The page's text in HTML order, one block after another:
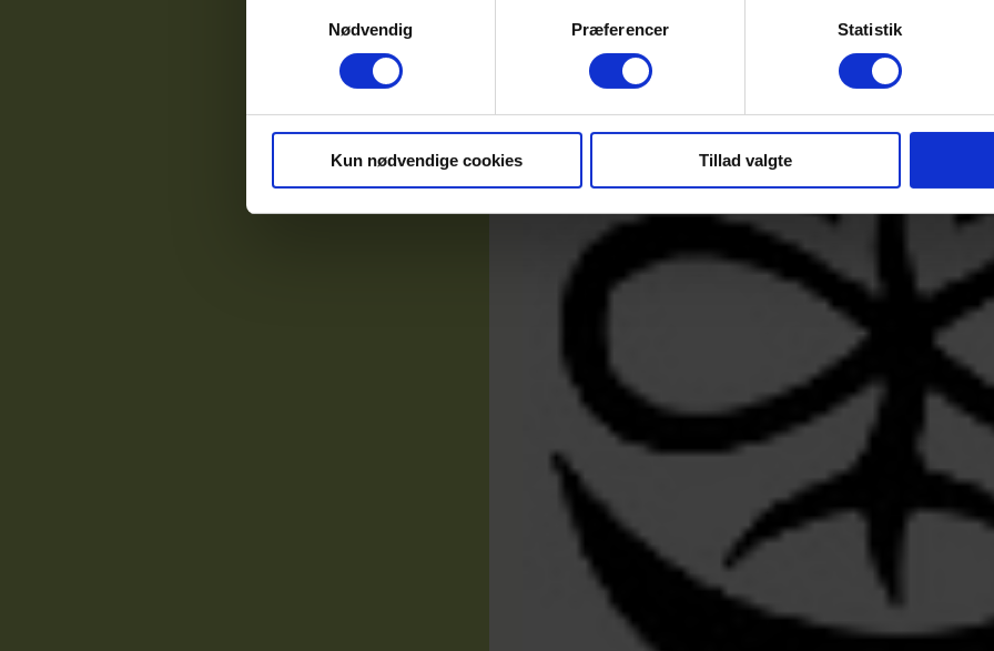
Nødvendig
Præferencer Statistik
Kun nødvendige cookies Tillad valgte